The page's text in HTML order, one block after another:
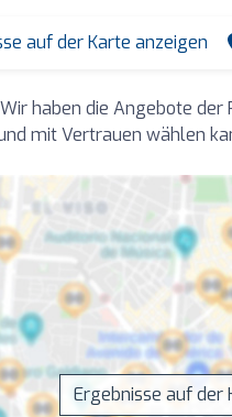
auf der Karte anzeigen
haben die Angebote der
mit Vertrauen wählen
Ergebnisse auf der